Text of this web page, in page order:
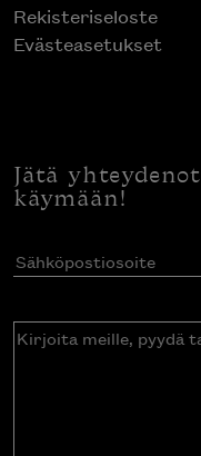
Rekisteriseloste
Evästeasetukset
Jätä
käymään!
Sähköpostiosoite
Kirjoita